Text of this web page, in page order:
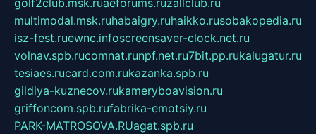
golf2club.msk.ruaeforums.ruzallclub.ru
multimodal.msk.ruhabaigry.ruhaikko.rusobakopedia.ru
isz-fest.ruewnc.infoscreensaver-clock.net.ru
volnav.spb.rucomnat.runpf.net.ru7bit.pp.rukalugatur.ru
tesiaes.rucard.com.rukazanka.spb.ru
gildiya-kuznecov.rukameryboavision.ru
griffoncom.spb.rufabrika-emotsiy.ru
PARK-MATROSOVA.RUagat.spb.ru